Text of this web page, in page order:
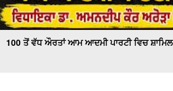
100 ਤੋਂ ਵੱਧ ਔਰਤਾਂ ਆਮ ਆਦਮੀ ਪਾਰਟੀ ਵਿਚ ਸ਼ਾਮਿਲ